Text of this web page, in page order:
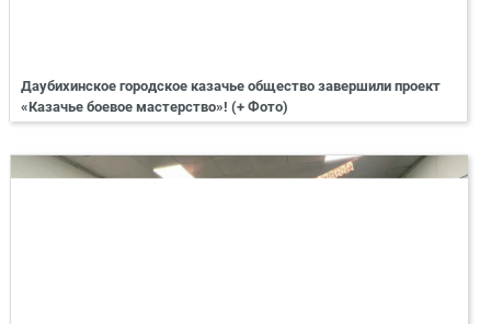
Даубихинское городское казачье общество завершили проект
«Казачье боевое мастерство»! (+ Фото)